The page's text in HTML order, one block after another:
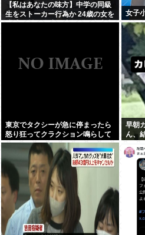
【私はあなたの味方】中学の同級
生をストーカー行為か 24歳の女を
逮捕 男性の自宅に唐揚げや文庫本
女子
東京でタクシーが急に停まったら
怒り狂ってクラクション鳴らして
るやつ、だいたい田舎ナンバー
早朝
ん、